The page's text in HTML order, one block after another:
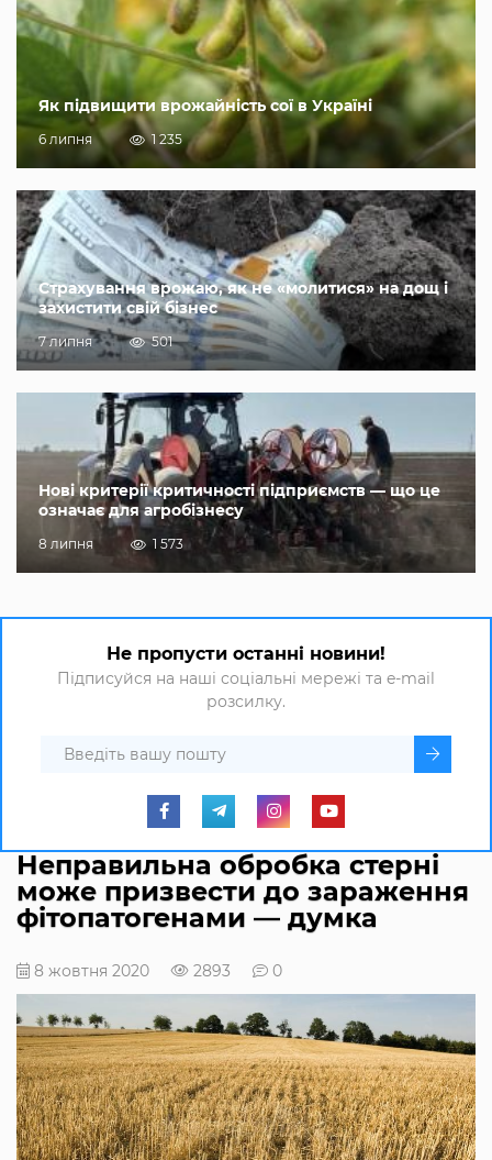
Як підвищити врожайність сої в Україні
6 липня 1 235
Страхування врожаю, як не «молитися» на дощ і
захистити свій бізнес
7 липня 501
Нові критерії критичності підприємств — що це
означає для агробізнесу
8 липня 1 573
Не пропусти останні новини!
Підписуйся на наші соціальні мережі та e-mail
розсилку.
Неправильна обробка стерні
може призвести до зараження
фітопатогенами — думка
8 жовтня 2020 2893 0